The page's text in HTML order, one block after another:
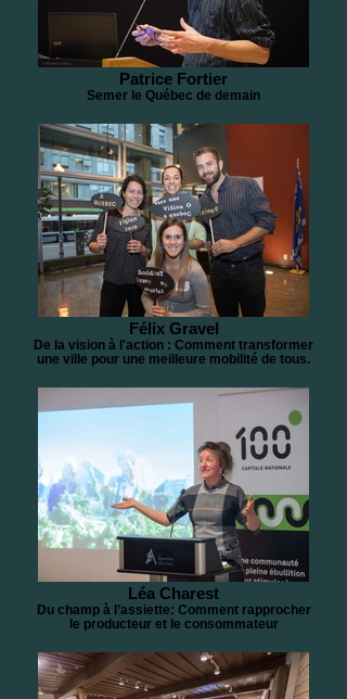
Patrice Fortier
Semer le Québec de demain
Félix Gravel
De la vision à l'action : Comment transformer
une ville pour une meilleure mobilité de tous.
Léa Charest
Du champ à l’assiette: Comment rapprocher
le producteur et le consommateur